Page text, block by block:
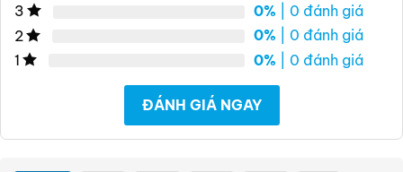
3
0% | 0 đánh giá
2
0% | 0 đánh giá
1
0% | 0 đánh giá
ĐÁNH GIÁ NGAY